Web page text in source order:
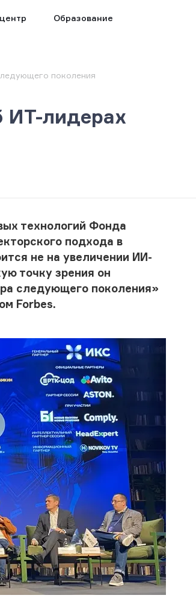
Образование
поколения
ИТ-лидерах
технологий Фонда
подхода в
не на увеличении ИИ-
точку зрения он
следующего поколения»
Forbes.